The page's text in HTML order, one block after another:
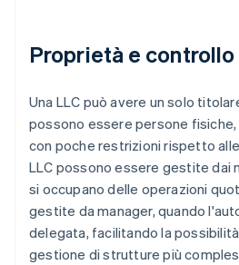
Proprietà e controllo
Una LLC può avere un solo
possono essere persone
con poche restrizioni rispetto
LLC possono essere gestite dai
si occupano delle operazioni
gestite da manager, quando
delegata, facilitando la
gestione di strutture più